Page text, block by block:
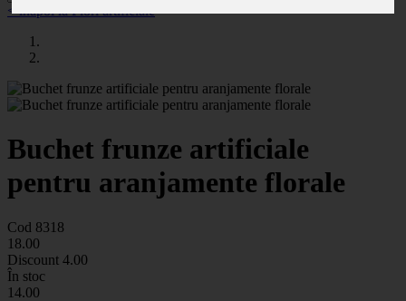
< înapoi la Flori artificiale
Buchet frunze artificiale
pentru aranjamente florale
Cod 8318
18.00
Discount 4.00
În stoc
14.00